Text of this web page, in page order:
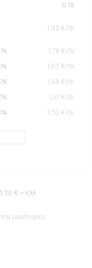
0 tk
1,92 €/tk
1,78 €/tk
1,63 €/tk
1,48 €/tk
1,41 €/tk
1,30 €/tk
1,30 € + KM
saamiseks